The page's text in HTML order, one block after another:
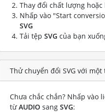
Thay đổi chất lượng
Nhấp vào "Start
SVG
Tải tệp SVG của bạn
Thử chuyển đổi SVG với một
Chưa chắc chắn? Nhấp vào
từAUDIO sang SVG: